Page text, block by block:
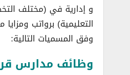
و إدارية في (مختلف
التعليمية) برواتب
وفق المسميات التالية:
وظائف مدارس